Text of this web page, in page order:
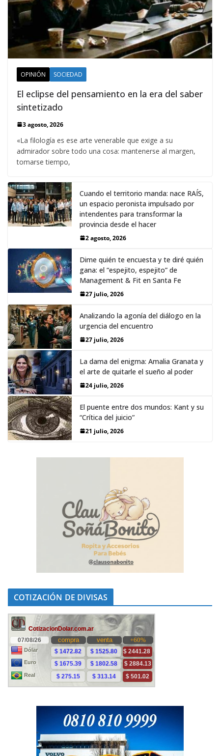
OPINIÓN SOCIEDAD
El eclipse del pensamiento en la era del saber
sintetizado
3 agosto, 2026
«La filología es ese arte venerable que exige a su
admirador sobre todo una cosa: mantenerse al margen,
tomarse tiempo,
Cuando el territorio manda: nace RAÍS,
un espacio peronista impulsado por
intendentes para transformar la
provincia desde el hacer
2 agosto, 2026
Dime quién te encuesta y te diré quién
gana: el “espejito, espejito” de
Management & Fit en Santa Fe
27 julio, 2026
Analizando la agonía del diálogo en la
urgencia del encuentro
27 julio, 2026
La dama del enigma: Amalia Granata y
el arte de quitarle el sueño al poder
24 julio, 2026
El puente entre dos mundos: Kant y su
“Crítica del juicio”
21 julio, 2026
COTIZACIÓN DE DIVISAS